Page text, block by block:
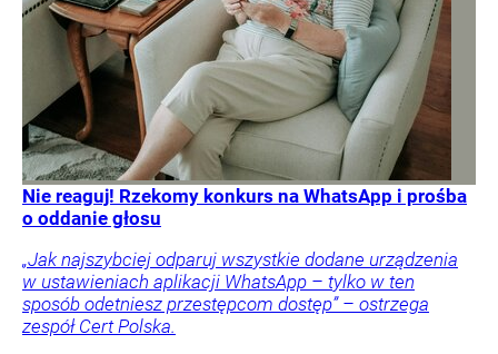
Nie reaguj! Rzekomy konkurs na WhatsApp i prośba
o oddanie głosu
„Jak najszybciej odparuj wszystkie dodane urządzenia
w ustawieniach aplikacji WhatsApp – tylko w ten
sposób odetniesz przestępcom dostęp” – ostrzega
zespół Cert Polska.